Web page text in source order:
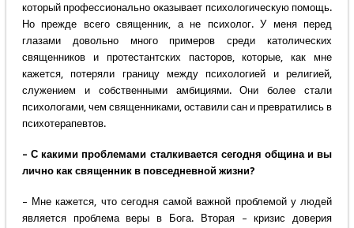
который профессионально оказывает психологическую помощь.
Но прежде всего священник, а не психолог. У меня перед
глазами довольно много примеров среди католических
священников и протестантских пасторов, которые, как мне
кажется, потеряли границу между психологией и религией,
служением и собственными амбициями. Они более стали
психологами, чем священниками, оставили сан и превратились в
психотерапевтов.
– С какими проблемами сталкивается сегодня община и вы
лично как священник в повседневной жизни?
– Мне кажется, что сегодня самой важной проблемой у людей
является проблема веры в Бога. Вторая – кризис доверия